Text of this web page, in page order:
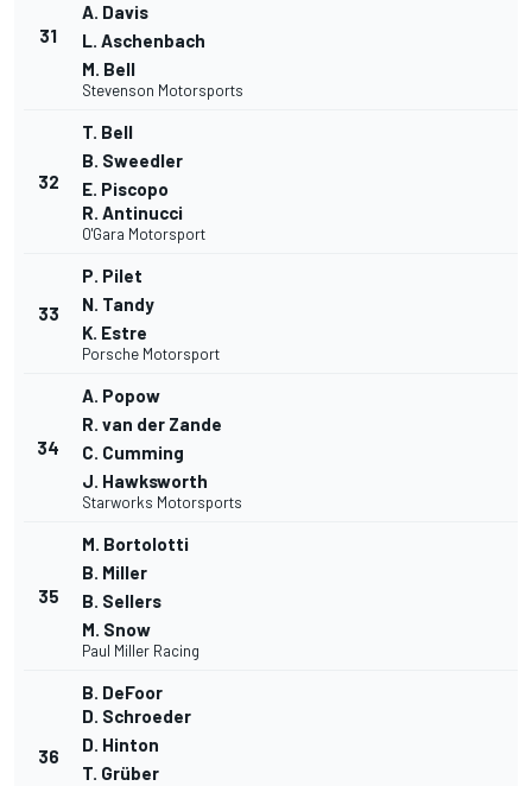
31
A. Davis
L. Aschenbach
M. Bell
Stevenson Motorsports
32
T. Bell
B. Sweedler
E. Piscopo
R. Antinucci
O'Gara Motorsport
33
P. Pilet
N. Tandy
K. Estre
Porsche Motorsport
34
A. Popow
R. van der Zande
C. Cumming
J. Hawksworth
Starworks Motorsports
35
M. Bortolotti
B. Miller
B. Sellers
M. Snow
Paul Miller Racing
36
B. DeFoor
D. Schroeder
D. Hinton
T. Grüber